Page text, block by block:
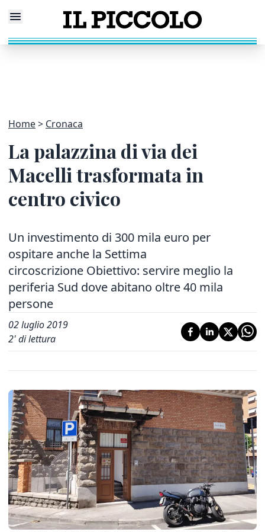
Home Cronaca
La palazzina di via dei
Macelli trasformata in
centro civico
Un investimento di 300 mila euro per
ospitare anche la Settima
circoscrizione Obiettivo: servire meglio la
periferia Sud dove abitano oltre 40 mila
persone
02 luglio 2019
2' di lettura